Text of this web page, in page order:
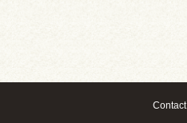
Contact